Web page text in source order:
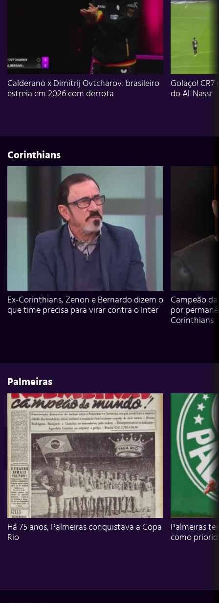
Calderano x Dimitrij Ovtcharov: brasileiro
estreia em 2026 com derrota
Golaço!
do Al-Nassr
Corinthians
Ex-Corinthians, Zenon e Bernardo dizem o
que time precisa para virar contra o Inter
Campeão
por
Corinthians
Palmeiras
Há 75 anos, Palmeiras conquistava a Copa
Rio
Palmeiras
como